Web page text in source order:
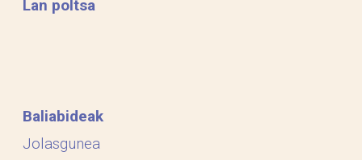
Lan poltsa
Baliabideak
Jolasgunea